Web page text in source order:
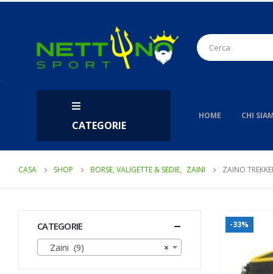
CATEGORIE
HOME CHI
CASA SHOP BORSE, VALIGETTE & SEDIE, ZAINI ZAINO
-33%
CATEGORIE
×
Zaini (9)